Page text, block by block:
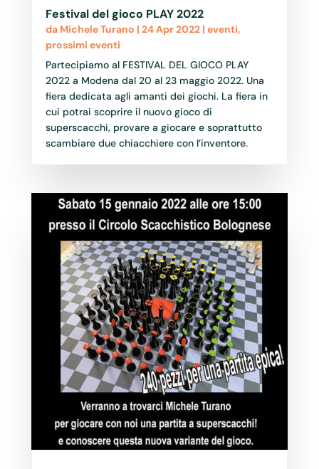
Festival del gioco PLAY 2022
da Michele Turano | 24 Apr 2022| eventi,
prossimi eventi
Partecipiamo al FESTIVAL DEL GIOCO PLAY
2022 a Modena dal 20 al 23 maggio 2022. Una
fiera dedicata agli amanti dei giochi. La fiera in
cui potrai scoprire il nuovo gioco di
superscacchi, provare a giocare e soprattutto
scambiare due chiacchiere con l’inventore.